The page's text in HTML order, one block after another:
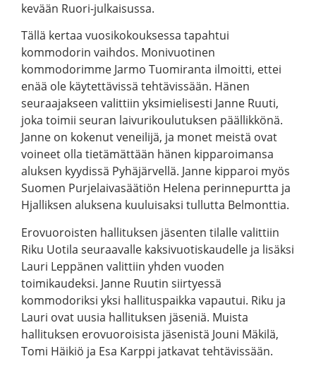
kevään Ruori-julkaisussa.
Tällä kertaa vuosikokouksessa tapahtui
kommodorin vaihdos. Monivuotinen
kommodorimme Jarmo Tuomiranta ilmoitti, ettei
enää ole käytettävissä tehtävissään. Hänen
seuraajakseen valittiin yksimielisesti Janne Ruuti,
joka toimii seuran laivurikoulutuksen päällikkönä.
Janne on kokenut veneilijä, ja monet meistä ovat
voineet olla tietämättään hänen kipparoimansa
aluksen kyydissä Pyhäjärvellä. Janne kipparoi myös
Suomen Purjelaivasäätiön Helena perinnepurtta ja
Hjalliksen aluksena kuuluisaksi tullutta Belmonttia.
Erovuoroisten hallituksen jäsenten tilalle valittiin
Riku Uotila seuraavalle kaksivuotiskaudelle ja lisäksi
Lauri Leppänen valittiin yhden vuoden
toimikaudeksi. Janne Ruutin siirtyessä
kommodoriksi yksi hallituspaikka vapautui. Riku ja
Lauri ovat uusia hallituksen jäseniä. Muista
hallituksen erovuoroisista jäsenistä Jouni Mäkilä,
Tomi Häikiö ja Esa Karppi jatkavat tehtävissään.